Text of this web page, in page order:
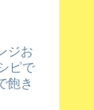
ジお
ピで
飽き